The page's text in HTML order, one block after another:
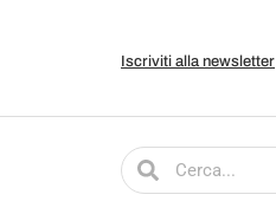
Iscriviti alla newsletter